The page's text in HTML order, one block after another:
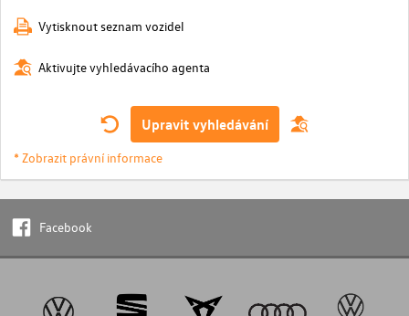
Vytisknout seznam vozidel
Aktivujte vyhledávacího agenta
Upravit vyhledávání
* Zobrazit právní informace
Facebook